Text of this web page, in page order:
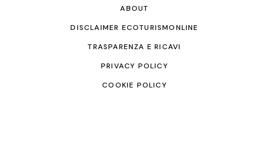
ABOUT
DISCLAIMER ECOTURISMONLINE
TRASPARENZA E RICAVI
PRIVACY POLICY
COOKIE POLICY